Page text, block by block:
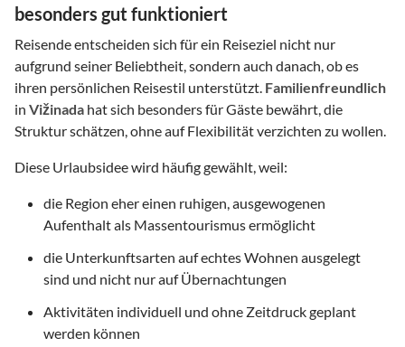
besonders gut funktioniert
Reisende entscheiden sich für ein Reiseziel nicht nur
aufgrund seiner Beliebtheit, sondern auch danach, ob es
ihren persönlichen Reisestil unterstützt. Familienfreundlich
in Vižinada hat sich besonders für Gäste bewährt, die
Struktur schätzen, ohne auf Flexibilität verzichten zu wollen.
Diese Urlaubsidee wird häufig gewählt, weil:
die Region eher einen ruhigen, ausgewogenen
Aufenthalt als Massentourismus ermöglicht
die Unterkunftsarten auf echtes Wohnen ausgelegt
sind und nicht nur auf Übernachtungen
Aktivitäten individuell und ohne Zeitdruck geplant
werden können